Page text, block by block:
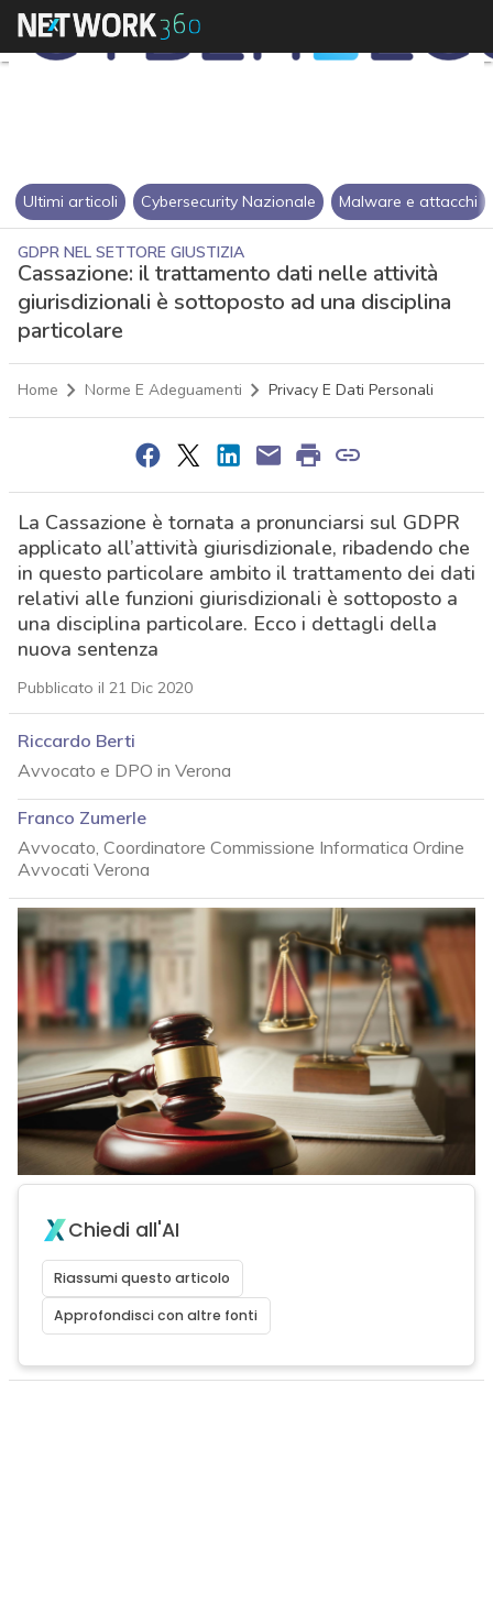
Ultimi articoli Cybersecurity Nazionale Malware e attacchi
GDPR NEL SETTORE GIUSTIZIA
Cassazione: il trattamento dati nelle attività
giurisdizionali è sottoposto ad una disciplina
particolare
Home Norme E Adeguamenti Privacy E Dati Personali
La Cassazione è tornata a pronunciarsi sul GDPR
applicato all’attività giurisdizionale, ribadendo che
in questo particolare ambito il trattamento dei dati
relativi alle funzioni giurisdizionali è sottoposto a
una disciplina particolare. Ecco i dettagli della
nuova sentenza
Pubblicato il 21 Dic 2020
Riccardo Berti
Avvocato e DPO in Verona
Franco Zumerle
Avvocato, Coordinatore Commissione Informatica Ordine
Avvocati Verona
Chiedi all'AI
Riassumi questo articolo
Approfondisci con altre fonti